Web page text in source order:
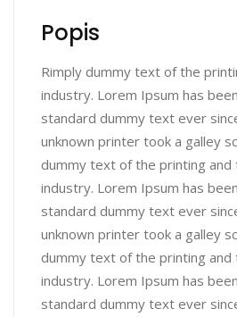
Popis
Rimply dummy text of the
industry. Lorem Ipsum has
standard dummy text ever
unknown printer took a galley
dummy text of the printing
industry. Lorem Ipsum has
standard dummy text ever
unknown printer took a galley
dummy text of the printing
industry. Lorem Ipsum has
standard dummy text ever